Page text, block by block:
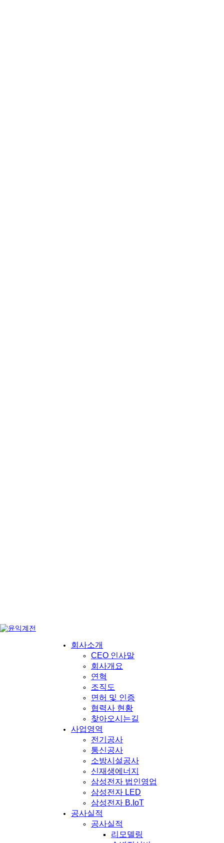
회사소개
CEO 인사말
회사개요
연혁
조직도
면허 및 인증
협력사 현황
찾아오시는길
사업영역
전기공사
통신공사
소방시설공사
신재생에너지
삼성전자 법인영업
삼성전자 LED
삼성전자 B.IoT
공사실적
공사실적
리모델링